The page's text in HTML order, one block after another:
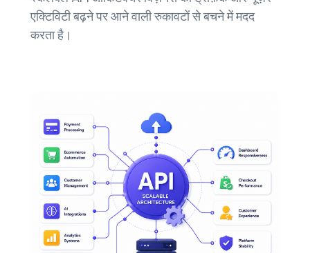
एक्टिविटी बढ़ने पर आने वाली रुकावटों से बचने में मदद
करता है।